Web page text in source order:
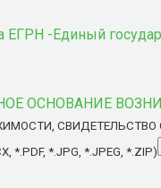
-Единый
ОСНОВАНИЕ
*.JPG, *.JPEG, *.ZIP)